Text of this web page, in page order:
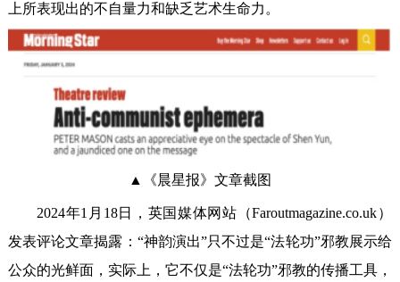
上所表现出的不自量力和缺乏艺术生命力。
▲《晨星报》文章截图
2024年1月18日，英国媒体网站（Faroutmagazine.co.uk）
发表评论文章揭露：“神韵演出”只不过是“法轮功”邪教展示给
公众的光鲜面，实际上，它不仅是“法轮功”邪教的传播工具，